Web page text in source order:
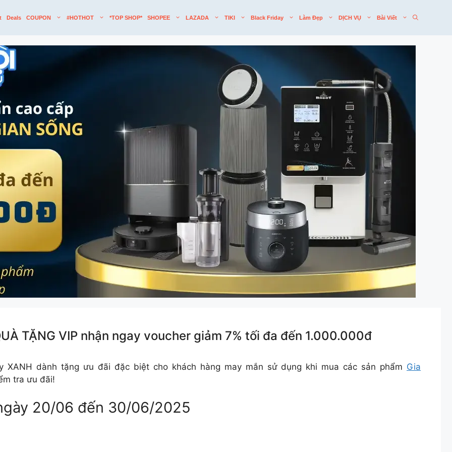
Deals COUPON #HOTHOT *TOP SHOP* SHOPEE LAZADA TIKI Black Friday Làm Đẹp DỊCH VỤ Bài Viết
TẶNG VIP nhận ngay voucher giảm 7% tối đa đến 1.000.000đ
dành tặng ưu đãi đặc biệt cho khách hàng may mắn sử dụng khi mua các sản phẩm Gia
tra ưu đãi!
20/06 đến 30/06/2025